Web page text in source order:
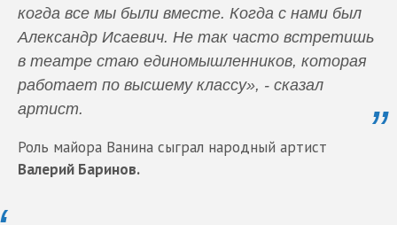
когда все мы были вместе. Когда с нами был
Александр Исаевич. Не так часто встретишь
в театре стаю единомышленников, которая
работает по высшему классу», - сказал
артист.
Роль майора Ванина сыграл народный артист
Валерий Баринов.